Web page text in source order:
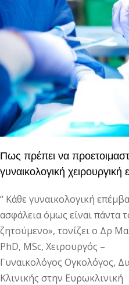
Πως πρέπει να
γυναικολογική
“ Kάθε γυναικολογική
ασφάλεια όμως είναι πάντα
ζητούμενο», τονίζει ο Δρ
PhD, MSc, Χειρουργός –
Γυναικολόγος Ογκολόγος,
Κλινικής στην Ευρωκλινική